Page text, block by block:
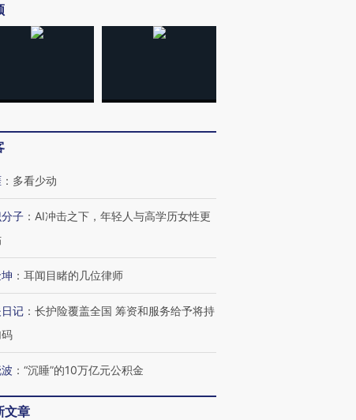
： 多看少动
子 ： AI冲击之下，年轻人与高学历女性更
： 耳闻目睹的几位律师
记 ： 长护险覆盖全国 筹资和服务给予将持
： “沉睡”的10万亿元公积金
文章